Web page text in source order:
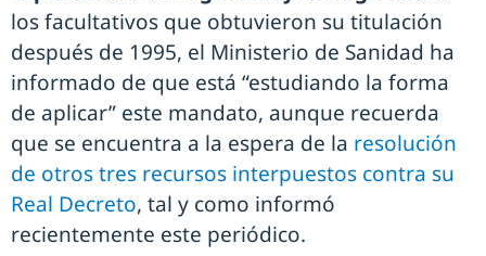
los facultativos que obtuvieron su titulación
después de 1995, el Ministerio de Sanidad ha
informado de que está “estudiando la forma
de aplicar” este mandato, aunque recuerda
que se encuentra a la espera de la resolución
de otros tres recursos interpuestos contra su
Real Decreto, tal y como informó
recientemente este periódico.